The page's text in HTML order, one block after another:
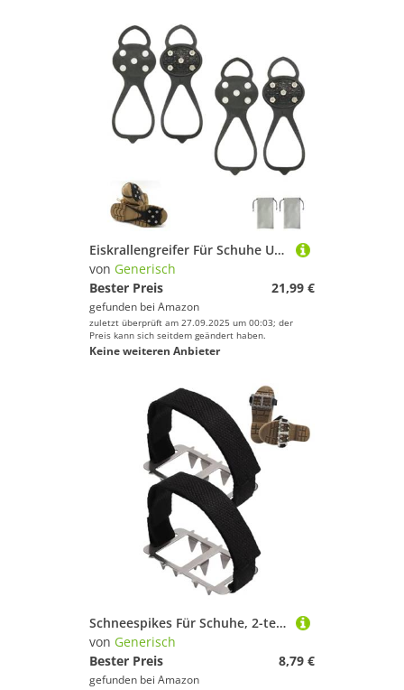
Eiskrallengreifer Für Schuhe Und Stiefel – rutschfeste Traktionsspikes Mit 5 Stahlbolzen, Langlebige Anti-rutsch-Krallen Zum Winterwandern, Klettern, Eisfischen
von Generisch
Bester Preis
21,99 €
gefunden bei Amazon
zuletzt überprüft am 27.09.2025 um 00:03; der
Preis kann sich seitdem geändert haben.
Keine weiteren Anbieter
Schneespikes Für Schuhe, 2-teilige rutschfeste Wander-Spikes und Eisgriffe für Stiefel, Sicherheits-Verstellbar Für Winterwandern Bergsteigen Angeln Joggen Reisen
von Generisch
Bester Preis
8,79 €
gefunden bei Amazon